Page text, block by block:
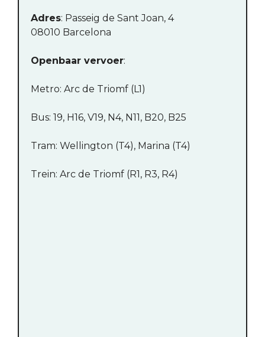
Adres: Passeig de Sant Joan, 4
08010 Barcelona
Openbaar vervoer:
Metro: Arc de Triomf (L1)
Bus: 19, H16, V19, N4, N11, B20, B25
Tram: Wellington (T4), Marina (T4)
Trein: Arc de Triomf (R1, R3, R4)